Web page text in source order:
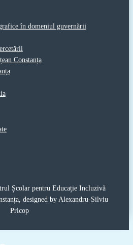
în domeniul guvernării
Constanța
Școlar pentru Educație Incluzivă
designed by Alexandru-Silviu
Pricop